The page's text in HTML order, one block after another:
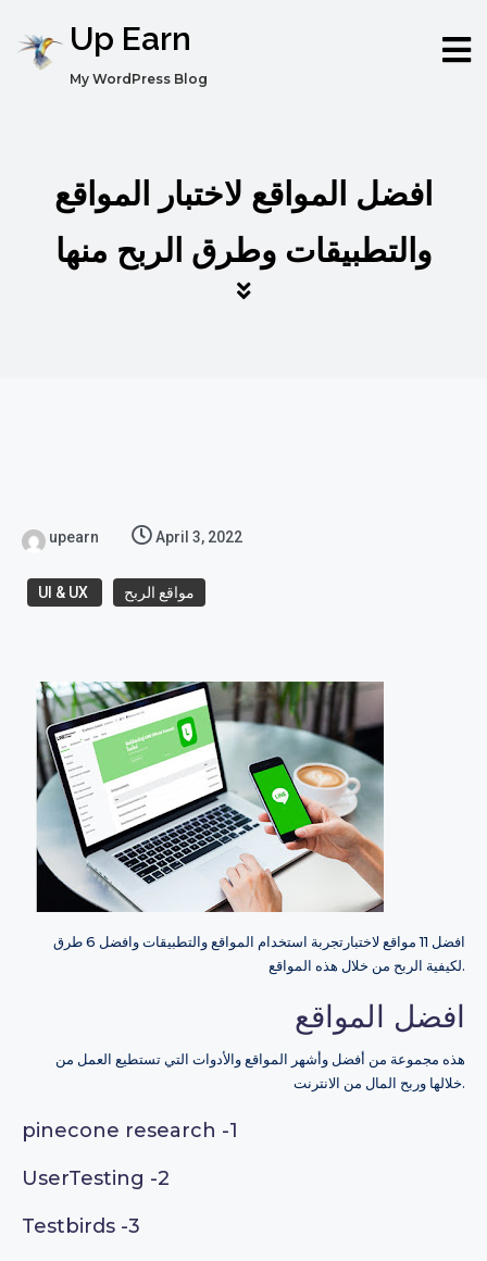
Up Earn
My WordPress Blog
افضل المواقع لاختبار المواقع
والتطبيقات وطرق الربح منها
upearn April 3, 2022
UI & UX مواقع الربح
افضل 11 مواقع لاختبارتجربة استخدام المواقع والتطبيقات وافضل 6 طرق
لكيفية الربح من خلال هذه المواقع.
افضل المواقع
هذه مجموعة من أفضل وأشهر المواقع والأدوات التي تستطيع العمل من
خلالها وربح المال من الانترنت.
pinecone research -1
UserTesting -2
Testbirds -3